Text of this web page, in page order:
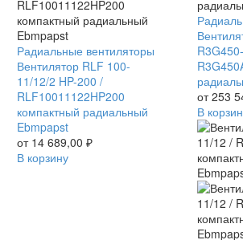
Вентилятор
RLF
100-
11/12/2
HP-
200
/
RLF10011122HP200
Радиальные вентиляторы
Вентилятор RLF 100-
11/12/2 HP-200 /
RLF10011122HP200
компактный радиальный
Ebmpapst
от 14 689,00 ₽
В корзину
R3G450-
AT09-
03
/
EC
от253
В